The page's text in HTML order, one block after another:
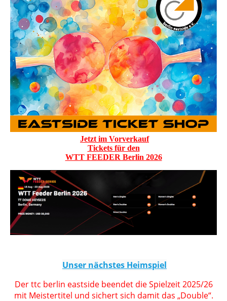
Jetzt im Vorverkauf
Tickets für den
WTT FEEDER Berlin 2026
Unser nächstes Heimspiel
Der ttc berlin eastside beendet die Spielzeit 2025/26
mit Meistertitel und sichert sich damit das „Double“.